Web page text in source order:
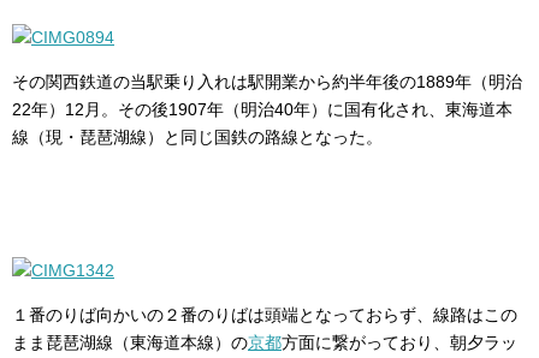
その関西鉄道の当駅乗り入れは駅開業から約半年後の1889年（明治
22年）12月。その後1907年（明治40年）に国有化され、東海道本
線（現・琵琶湖線）と同じ国鉄の路線となった。
１番のりば向かいの２番のりばは頭端となっておらず、線路はこの
まま琵琶湖線（東海道本線）の京都方面に繋がっており、朝夕ラッ